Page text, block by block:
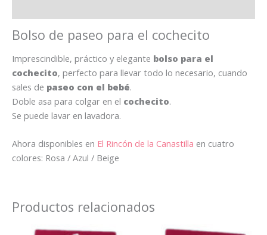
Bolso de paseo para el cochecito
Imprescindible, práctico y elegante bolso para el
cochecito, perfecto para llevar todo lo necesario, cuando
sales de paseo con el bebé.
Doble asa para colgar en el cochecito.
Se puede lavar en lavadora.
Ahora disponibles en El Rincón de la Canastilla en cuatro
colores: Rosa / Azul / Beige
Productos relacionados